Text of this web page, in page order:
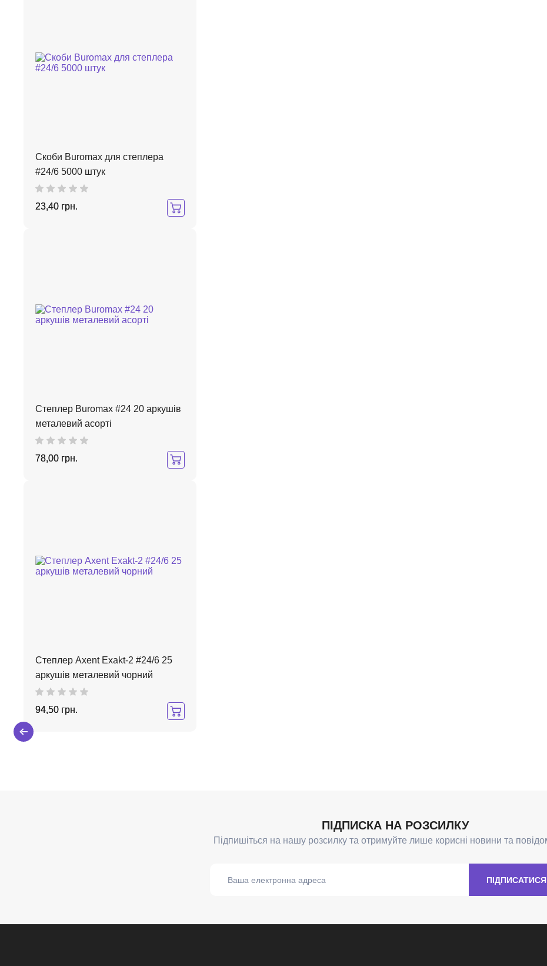
Скоби Buromax для степлера
#24/6 5000 штук
23,40 грн.
Степлер Buromax #24 20 аркушів
металевий асорті
78,00 грн.
Степлер Axent Exakt-2 #24/6 25
аркушів металевий чорний
94,50 грн.